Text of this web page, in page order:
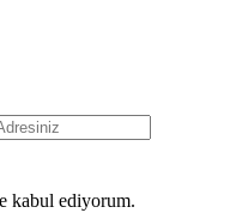
kabul ediyorum.